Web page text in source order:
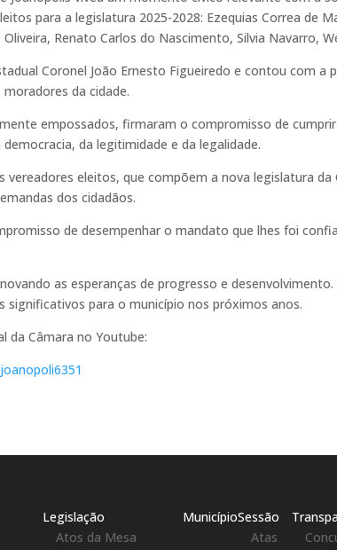
para a legislatura 2025-2028: Ezequias Correa de
Renato Carlos do Nascimento, Silvia Navarro,
Coronel João Ernesto Figueiredo e contou com a
da cidade.
empossados, firmaram o compromisso de
da legitimidade e da legalidade.
eleitos, que compõem a nova legislatura
dos cidadãos.
de desempenhar o mandato que lhes foi
as esperanças de progresso e
para o município nos próximos anos.
da Câmara no Youtube:
Legislação
Atos da Mesa
MunicípioSessão
Atas